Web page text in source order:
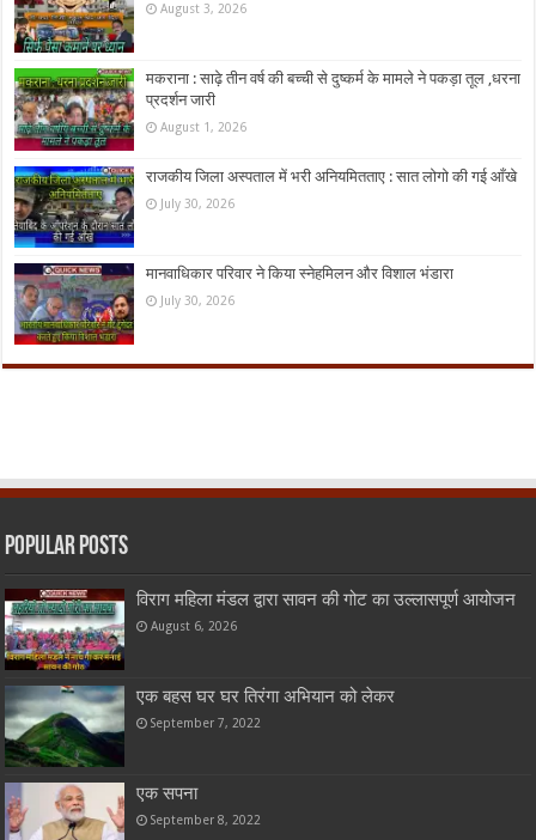
August 3, 2026
मकराना : साढ़े तीन वर्ष की बच्ची से दुष्कर्म के मामले ने पकड़ा तूल ,धरना
प्रदर्शन जारी
August 1, 2026
राजकीय जिला अस्पताल में भरी अनियमितताए : सात लोगो की गई आँखे
July 30, 2026
मानवाधिकार परिवार ने किया स्नेहमिलन और विशाल भंडारा
July 30, 2026
Popular Posts
विराग महिला मंडल द्वारा सावन की गोट का उल्लासपूर्ण आयोजन
August 6, 2026
एक बहस घर घर तिरंगा अभियान को लेकर
September 7, 2022
एक सपना
September 8, 2022